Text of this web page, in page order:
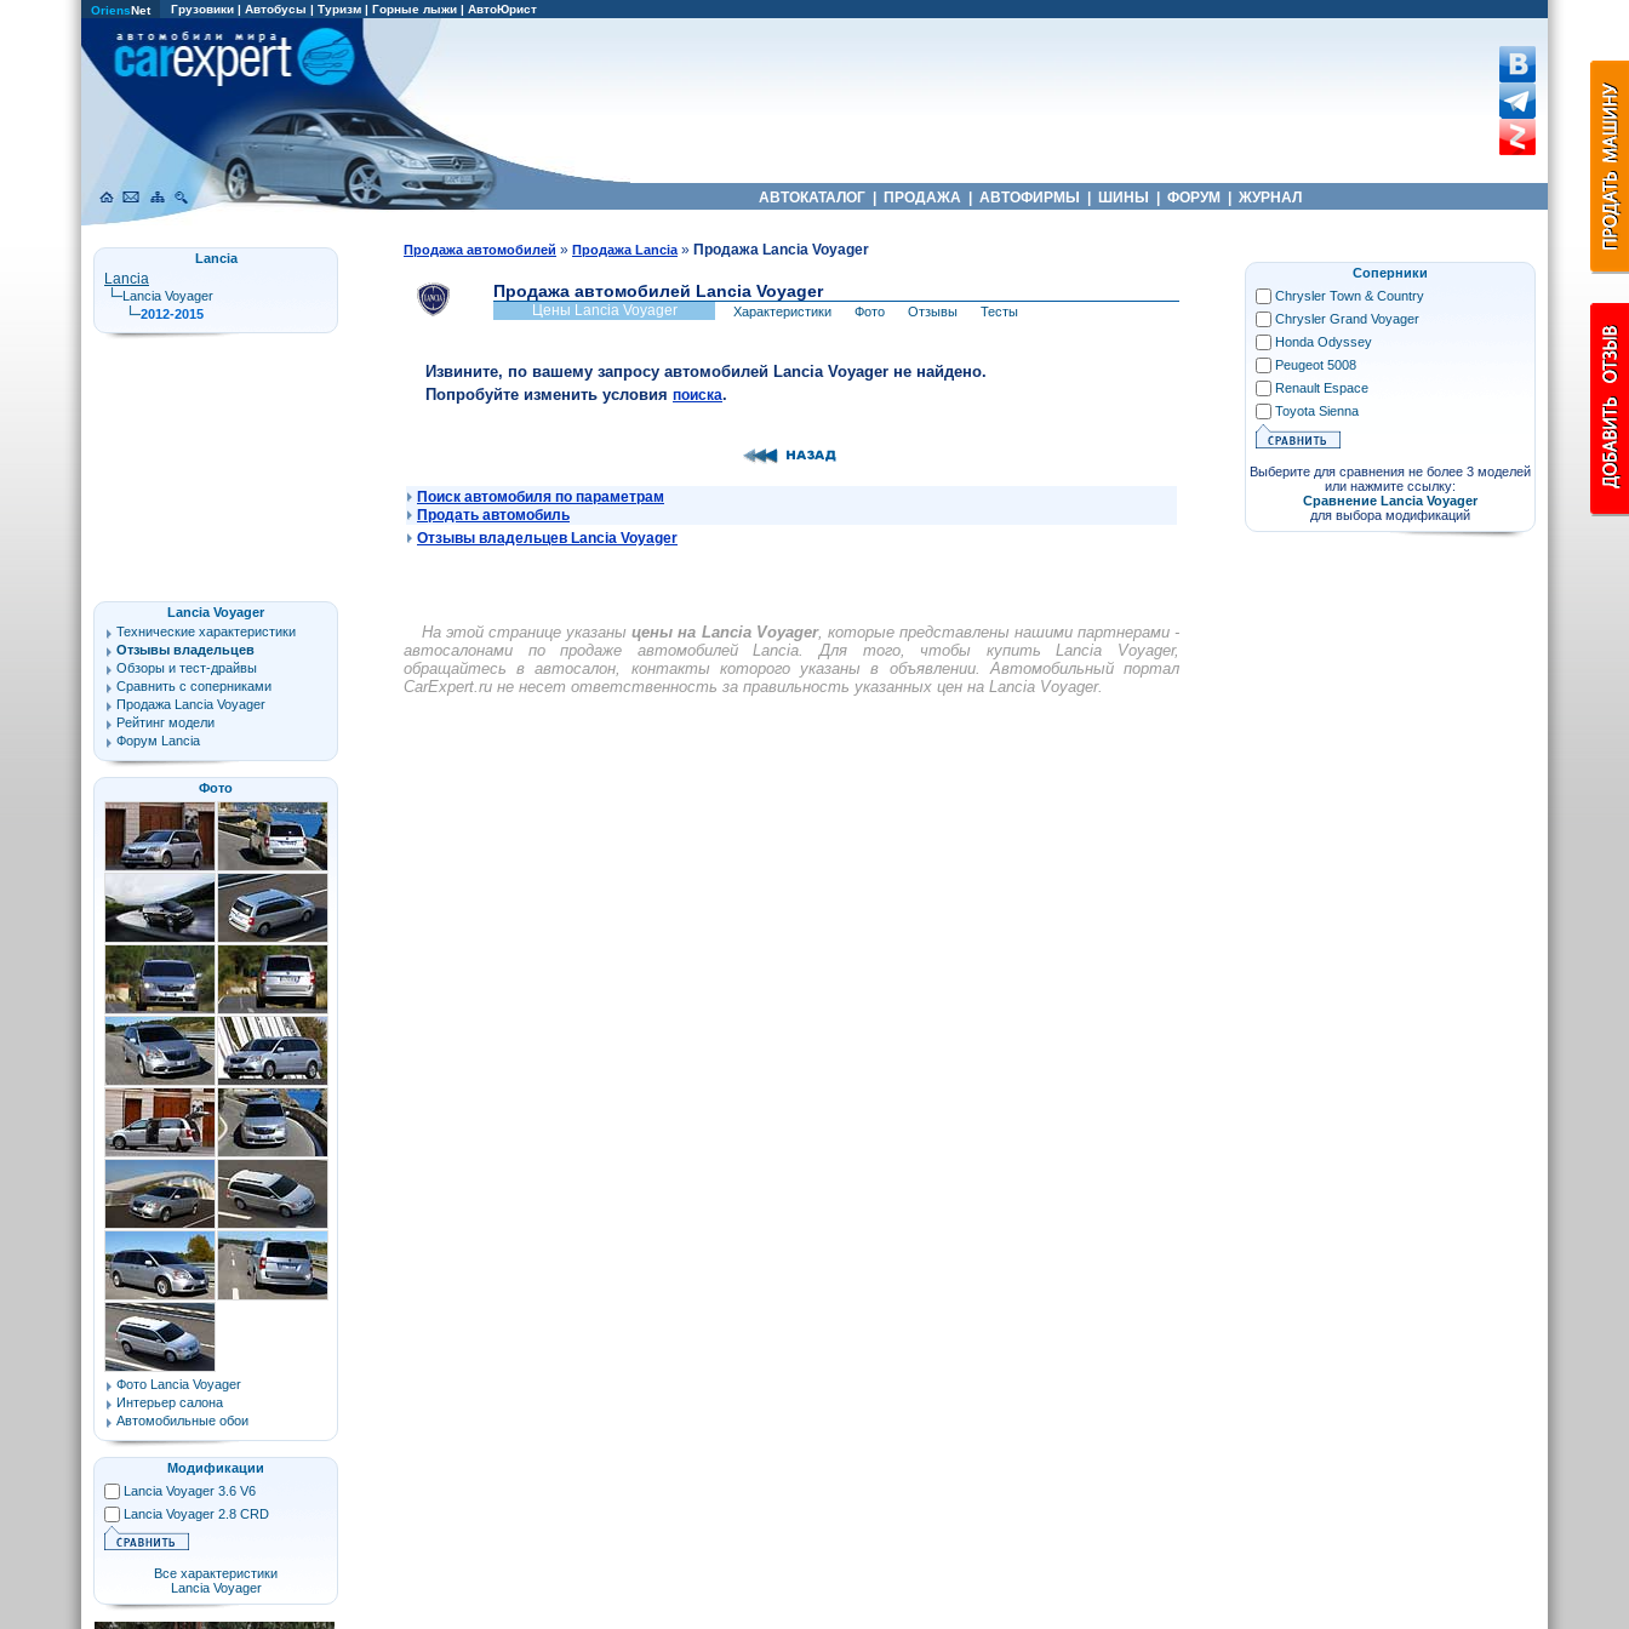
OriensNet Грузовики | Автобусы | Туризм | Горные лыжи | АвтоЮрист
АВТОКАТАЛОГ ПРОДАЖА АВТОФИРМЫ ШИНЫ ФОРУМ ЖУРНАЛ
Lancia
Lancia
Lancia Voyager
2012-2015
Lancia Voyager
Технические характеристики
Отзывы владельцев
Обзоры и тест-драйвы
Сравнить с соперниками
Продажа Lancia Voyager
Рейтинг модели
Форум Lancia
Фото
Фото Lancia Voyager
Интерьер салона
Автомобильные обои
Модификации
Lancia Voyager 3.6 V6
Lancia Voyager 2.8 CRD
Все характеристики
Lancia Voyager
Продажа автомобилей » Продажа Lancia» Продажа Lancia Voyager
Продажа автомобилей Lancia Voyager
Цены Lancia Voyager Характеристики Фото Отзывы Тесты
Извините, по вашему запросу автомобилей Lancia Voyager не найдено.
Попробуйте изменить условия поиска.
Поиск автомобиля по параметрам
Продать автомобиль
Отзывы владельцев Lancia Voyager
На этой странице указаныцены на Lancia Voyager, которые представлены нашими партнерами -
автосалонами по продаже автомобилей Lancia. Для того, чтобы купить Lancia Voyager,
обращайтесь в автосалон, контакты которого указаны в объявлении. Автомобильный портал
CarExpert.ru не несет ответственность за правильность указанных цен на Lancia Voyager.
Соперники
Chrysler Town & Country
Chrysler Grand Voyager
Honda Odyssey
Peugeot 5008
Renault Espace
Toyota Sienna
Выберите для сравнения не более 3 моделей
или нажмите ссылку:
Сравнение Lancia Voyager
для выбора модификаций